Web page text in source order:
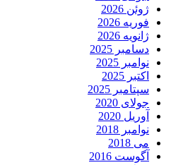
ژوئن 2026
فوریه 2026
ژانویه 2026
دسامبر 2025
نوامبر 2025
اکتبر 2025
سپتامبر 2025
جولای 2020
آوریل 2020
نوامبر 2018
می 2018
آگوست 2016